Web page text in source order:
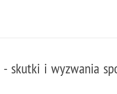
skutki i wyzwania